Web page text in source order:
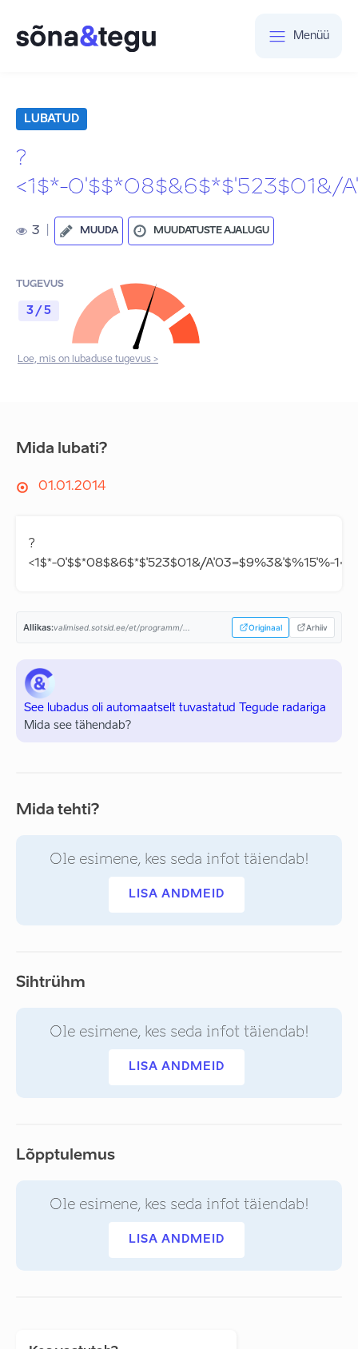
Menüü
LUBATUD
?
<1$*-0'$$*08$&6$*$'523$01&/
3 MUUDA MUUDATUSTE AJALUGU
TUGEVUS
3 / 5
Loe, mis on lubaduse tugevus >
Mida lubati?
01.01.2014
?
<1$*-0'$$*08$&6$*$'523$01&/A'03=$9%3&'$%15'%-
Allikas:valimised.sotsid.ee/et/programm/... Originaal Arhiiv
See lubadus oli automaatselt tuvastatud Tegude radariga
Mida see tähendab?
Mida tehti?
Ole esimene, kes seda infot täiendab!
LISA ANDMEID
Sihtrühm
Ole esimene, kes seda infot täiendab!
LISA ANDMEID
Lõpptulemus
Ole esimene, kes seda infot täiendab!
LISA ANDMEID